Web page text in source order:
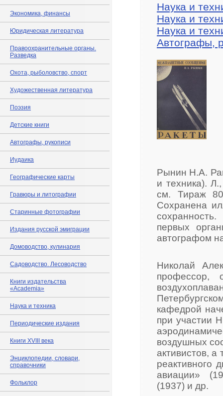
Экономика, финансы
Юридическая литература
Правоохранительные органы.
Разведка
Охота, рыболовство, спорт
Художественная литература
Поэзия
Детские книги
Автографы, рукописи
Иудаика
Географические карты
Гравюры и литографии
Старинные фотографии
Издания русской эмиграции
Домоводство, кулинария
Садоводство. Лесоводство
Книги издательства
«Academia»
Наука и техника
Периодические издания
Книги XVIII века
Энциклопедии, словари,
справочники
Фольклор
Наука и
Наука и
Наука и
Автографы,
Рынин Н.А.
и техника).
см. Тираж
Сохранена
первых
автографом
Николай
профессор,
кафедрой
при участии
воздушных
активистов,
реактивного
авиации»
(1937) и др.